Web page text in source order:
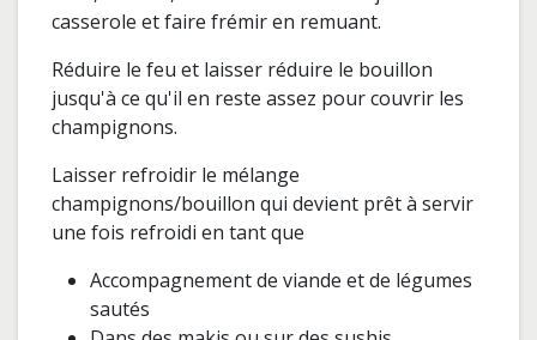
casserole et faire frémir en remuant.
Réduire le feu et laisser réduire le bouillon
jusqu'à ce qu'il en reste assez pour couvrir les
champignons.
Laisser refroidir le mélange
champignons/bouillon qui devient prêt à servir
une fois refroidi en tant que
Accompagnement de viande et de légumes
sautés